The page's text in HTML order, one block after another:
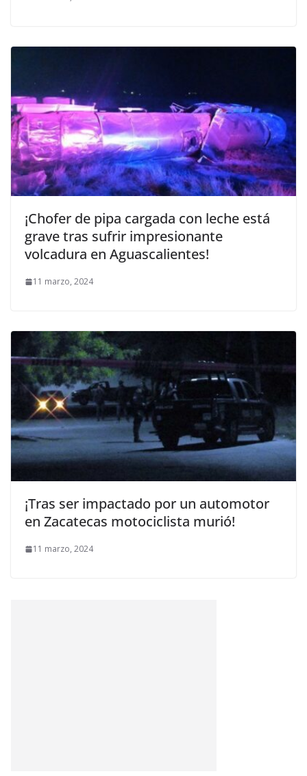
¡Chofer de pipa cargada con leche está
grave tras sufrir impresionante
volcadura en Aguascalientes!
11 marzo, 2024
¡Tras ser impactado por un automotor
en Zacatecas motociclista murió!
11 marzo, 2024